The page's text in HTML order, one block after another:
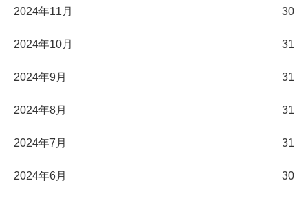
2024年11月 30
2024年10月 31
2024年9月 31
2024年8月 31
2024年7月 31
2024年6月 30